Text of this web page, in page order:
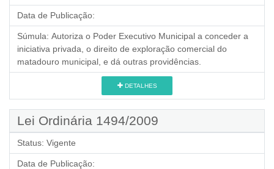
Data de Publicação:
Súmula: Autoriza o Poder Executivo Municipal a conceder a
iniciativa privada, o direito de exploração comercial do
matadouro municipal, e dá outras providências.
DETALHES
Lei Ordinária 1494/2009
Status: Vigente
Data de Publicação: